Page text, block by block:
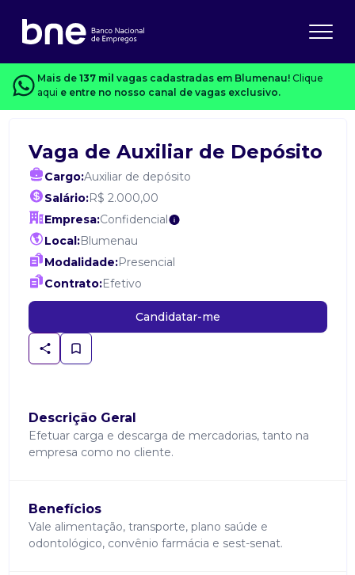
Mais de 137 mil vagas cadastradas em Blumenau! Clique
aqui e entre no nosso canal de vagas exclusivo.
Vaga de Auxiliar de Depósito
Cargo:Auxiliar de depósito
Salário:R$ 2.000,00
Empresa:Confidencial
Local:Blumenau
Modalidade:Presencial
Contrato:Efetivo
Candidatar-me
Descrição Geral
Efetuar carga e descarga de mercadorias, tanto na
empresa como no cliente.
Benefícios
Vale alimentação, transporte, plano saúde e
odontológico, convênio farmácia e sest-senat.